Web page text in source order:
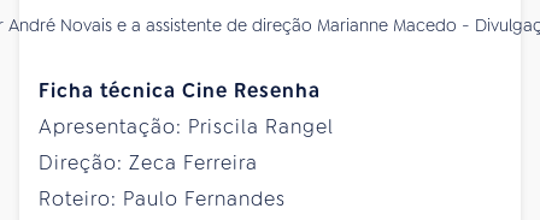
André Novais e a assistente de direção Marianne Macedo -
Ficha técnica Cine Resenha
Apresentação: Priscila Rangel
Direção: Zeca Ferreira
Roteiro: Paulo Fernandes